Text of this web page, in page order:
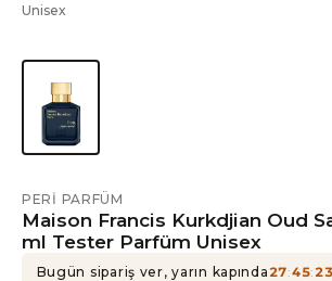
Unisex
PERI PARFÜM
Maison Francis Kurkdjian Oud
ml Tester Parfüm Unisex
Bugün sipariş ver, yarın kapında27:45:23